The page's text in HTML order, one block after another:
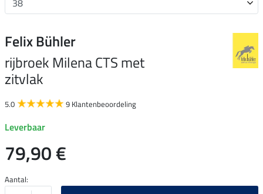
Felix Bühler
rijbroek Milena CTS met
zitvlak
5.0 9 Klantenbeoordeling
Leverbaar
79,90 €
Aantal: